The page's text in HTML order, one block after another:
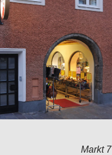
Markt 7